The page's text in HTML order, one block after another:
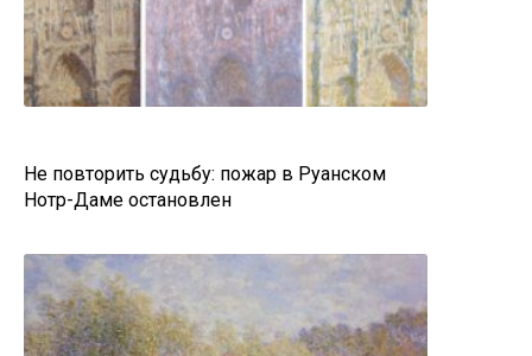
Не повторить судьбу: пожар в Руанском
Нотр-Даме остановлен